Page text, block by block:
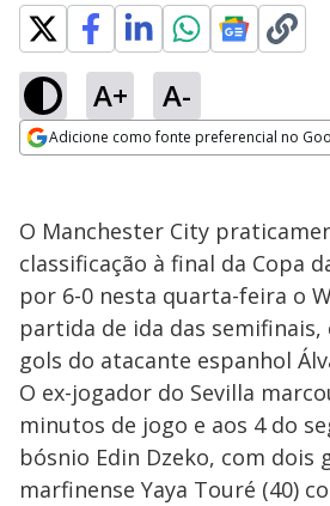
A+ A-
Adicione como fonte preferencial no
O Manchester City
classificação à final da Copa
por 6-0 nesta quarta-feira o
partida de ida das
gols do atacante espanhol
O ex-jogador do Sevilla
minutos de jogo e aos 4 do
bósnio Edin Dzeko, com dois
marfinense Yaya Touré (40)